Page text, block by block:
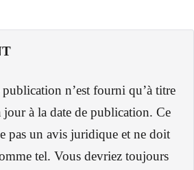
n’est fourni qu’à titre
jour à la date de publication. Ce
pas un avis juridique et ne doit
tel. Vous devriez toujours